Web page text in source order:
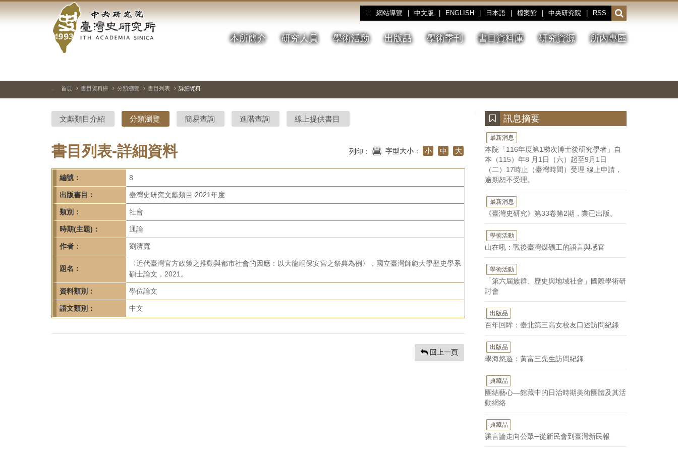
到
中
央
研
院-
臺
灣
史
研
究
所-
首
頁
::: 網站導覽 中文版 ENGLISH 日本語 檔案館 中央研究院 RSS
開
啟
或
收
本所簡介 研究人員 學術活動 出版品 學術季刊 書目資料庫 研究資源 所內專區
停、
圖
圖
結
::: 首頁 書目資料庫 分類瀏覽 書目列表 詳細資料
文獻類目介紹 分類瀏覽 簡易查詢 進階查詢 線上提供書目
書目列表-詳細資料 列印： 字型大小： 小 中 大
編號： 8
出版書目： 臺灣史研究文獻類目 2021年度
類別： 社會
時期(主題)： 通論
作者： 劉濟寬
題名：
〈近代臺灣官方政策之推動與都市社會的因應：以大龍峒保安宮之祭典為例〉，國立臺灣師範大學歷史學系
碩士論文，2021。
資料類別： 學位論文
語文類別： 中文
回上一頁
訊息摘要
最新消息
本院「116年度第1梯次博士後研究學者」自
本（115）年8 月1日（六）起至9月1日
（二）17時止（臺灣時間）受理 線上申請，
逾期恕不受理。
最新消息
《臺灣史研究》第33卷第2期，業已出版。
學術活動
山在吼：戰後臺灣煤礦工的語言與感官
學術活動
「第六屆族群、歷史與地域社會」國際學術研
討會
出版品
百年回眸：臺北第三高女校友口述訪問紀錄
出版品
學海悠遊：黃富三先生訪問紀錄
典藏品
團結藝心—館藏中的日治時期美術團體及其活
動網絡
典藏品
讓言論走向公眾─從新民會到臺灣新民報